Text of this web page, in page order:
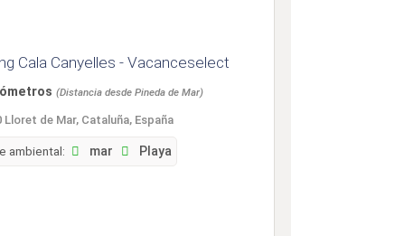
Cala Canyelles - Vacanceselect
(Distancia desde Pineda de Mar)
Lloret de Mar, Cataluña, España
ambiental: mar Playa